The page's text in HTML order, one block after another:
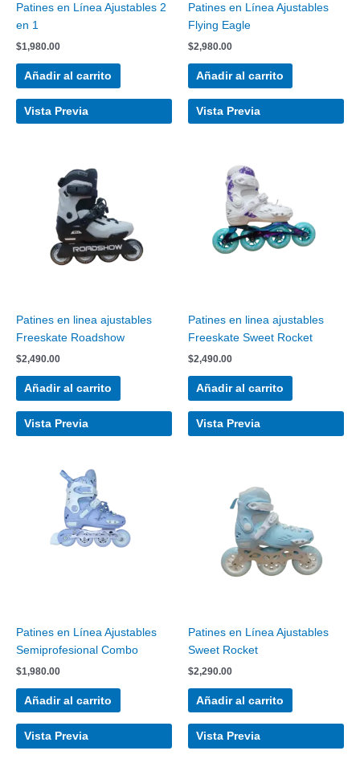
Patines en Línea Ajustables 2
en 1
$1,980.00
Añadir al carrito
Vista Previa
Patines en Línea Ajustables
Flying Eagle
$2,980.00
Añadir al carrito
Vista Previa
Patines en linea ajustables
Freeskate Roadshow
$2,490.00
Añadir al carrito
Vista Previa
Patines en linea ajustables
Freeskate Sweet Rocket
$2,490.00
Añadir al carrito
Vista Previa
Patines en Línea Ajustables
Semiprofesional Combo
$1,980.00
Añadir al carrito
Vista Previa
Patines en Línea Ajustables
Sweet Rocket
$2,290.00
Añadir al carrito
Vista Previa